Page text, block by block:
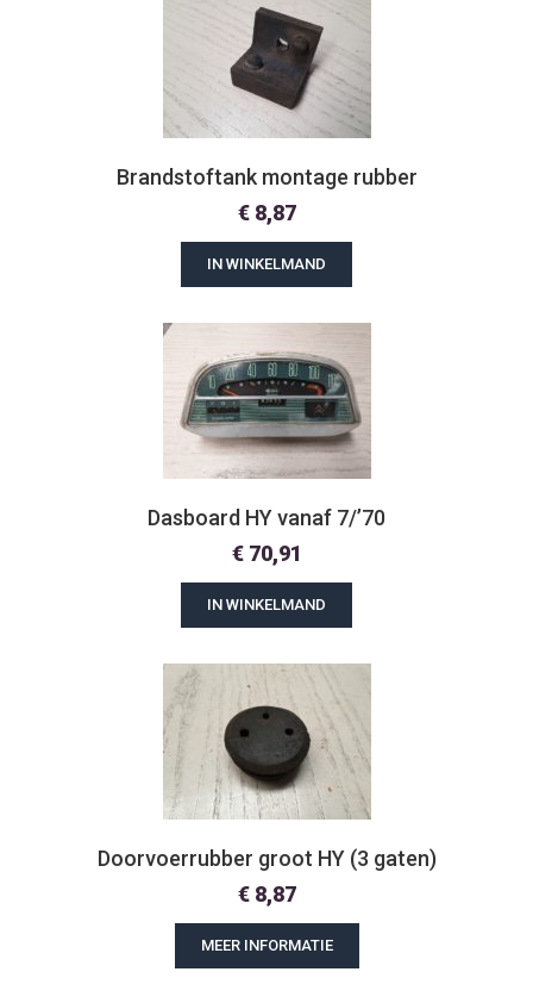
Brandstoftank montage rubber
€8,87
IN WINKELMAND
Dasboard HY vanaf 7/’70
€70,91
IN WINKELMAND
Doorvoerrubber groot HY (3 gaten)
€8,87
MEER INFORMATIE